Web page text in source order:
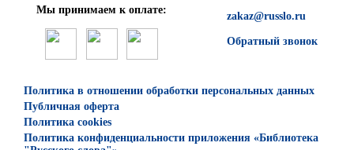
zakaz@russlo.ru
Обратный звонок
Мы принимаем к оплате:
Политика в отношении обработки персональных данных
Публичная оферта
Политика cookies
Политика конфиденциальности приложения «Библиотека